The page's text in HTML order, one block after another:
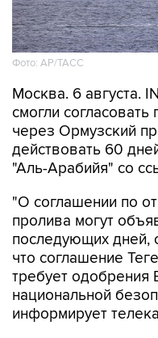
Фото: AP/ТАСС
Москва. 6 августа.
смогли
через Ормузский
действовать 60
"Аль-Арабийя" со
"О соглашении по
пролива могут
последующих дней,
что соглашение
требует одобрения
национальной
информирует